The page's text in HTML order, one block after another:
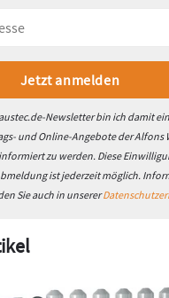
Newsletter bin ich damit
und Online-Angebote der Alfons
informiert zu werden. Diese
ist jederzeit möglich.
Sie auch in unserer